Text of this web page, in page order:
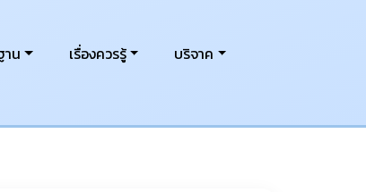
าน เรื่องควรรู้ บริจาค